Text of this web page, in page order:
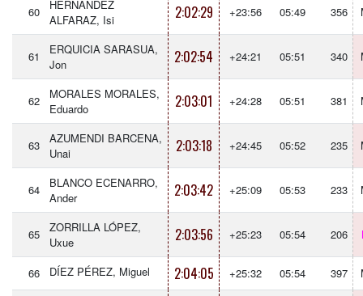
60
HERNÁNDEZ
ALFARAZ, Isi
2:02:29 +23:56 05:49 356
61
ERQUICIA SARASUA,
Jon
2:02:54 +24:21 05:51 340
62
MORALES MORALES,
Eduardo
2:03:01 +24:28 05:51 381
63
AZUMENDI BARCENA,
Unai
2:03:18 +24:45 05:52 235
64
BLANCO ECENARRO,
Ander
2:03:42 +25:09 05:53 233
65
ZORRILLA LÓPEZ,
Uxue
2:03:56 +25:23 05:54 206
66 DÍEZ PÉREZ, Miguel 2:04:05 +25:32 05:54 397